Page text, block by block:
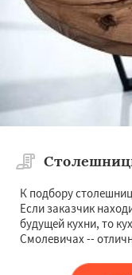
К подбору
Если заказчик
будущей кухни, то
Смолевичах --